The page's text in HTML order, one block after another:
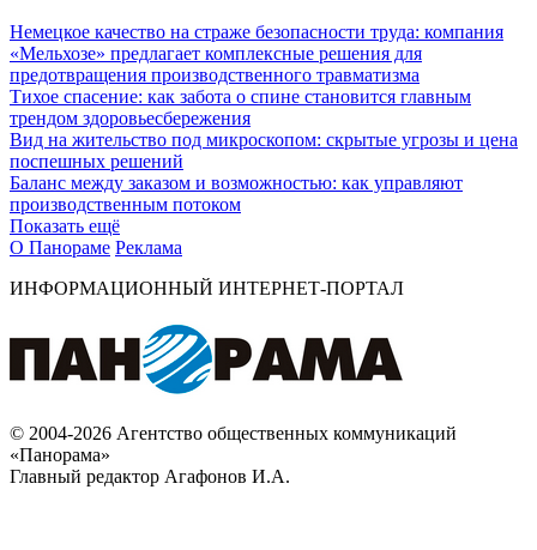
Немецкое качество на страже безопасности труда: компания
«Мельхозе» предлагает комплексные решения для
предотвращения производственного травматизма
Тихое спасение: как забота о спине становится главным
трендом здоровьесбережения
Вид на жительство под микроскопом: скрытые угрозы и цена
поспешных решений
Баланс между заказом и возможностью: как управляют
производственным потоком
Показать ещё
О Панораме Реклама
ИНФОРМАЦИОННЫЙ ИНТЕРНЕТ-ПОРТАЛ
© 2004-2026 Агентство общественных коммуникаций
«Панорама»
Главный редактор Агафонов И.А.